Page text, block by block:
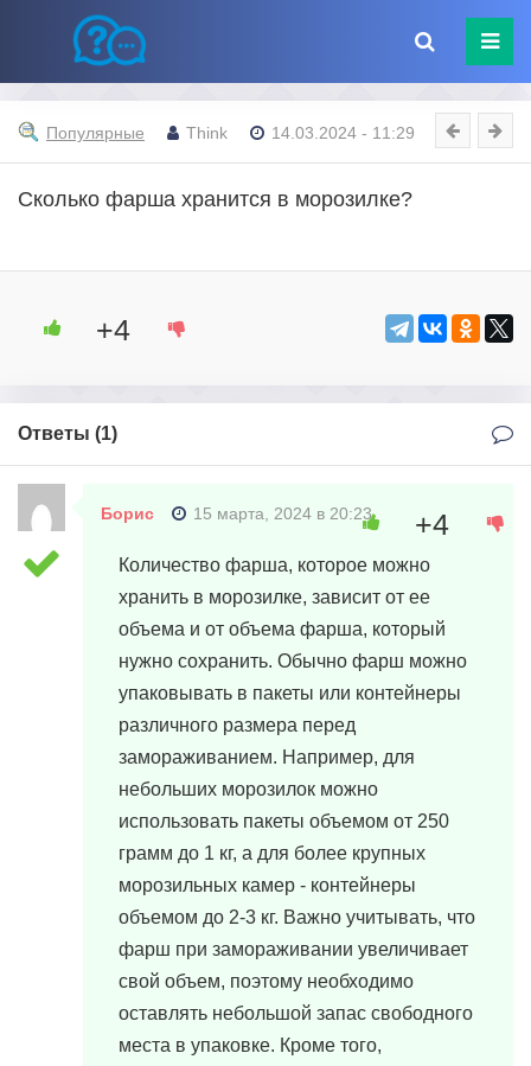
Популярные Think 14.03.2024 - 11:29
Сколько фарша хранится в морозилке?
+4
Ответы (1)
Борис 15 марта, 2024 в 20:23
Количество фарша, которое можно
хранить в морозилке, зависит от ее
объема и от объема фарша, который
нужно сохранить. Обычно фарш можно
упаковывать в пакеты или контейнеры
различного размера перед
замораживанием. Например, для
небольших морозилок можно
использовать пакеты объемом от 250
грамм до 1 кг, а для более крупных
морозильных камер - контейнеры
объемом до 2-3 кг. Важно учитывать, что
фарш при замораживании увеличивает
свой объем, поэтому необходимо
оставлять небольшой запас свободного
места в упаковке. Кроме того,
+4